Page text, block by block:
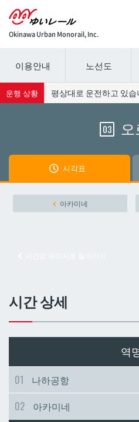
Okinawa Urban Monorail, Inc.
시간표 세부 정보의 방송국 이
나
요금표에 대한 자세한 내용은
나
이용안내 노선도
운행 상황 평상대로 운전하고 있습
03
시각표
아카미네
시간 상세
역
01
나하공항
02
아카미네